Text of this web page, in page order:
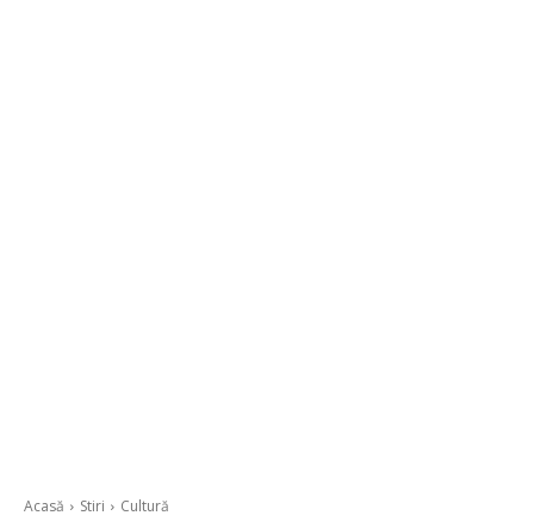
Acasă Stiri Cultură